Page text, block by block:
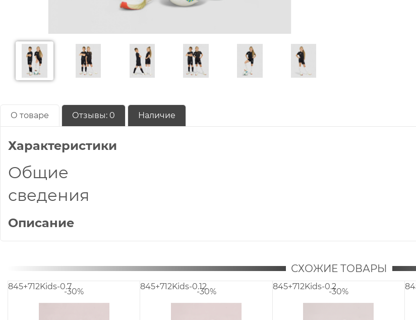
О товаре Отзывы: 0 Наличие
Характеристики
Общие
сведения
Описание
СХОЖИЕ ТОВАРЫ
845+712Kids-0.76
-30%
845+712Kids-0.6
-30%
845+712Kids-0.10
-30%